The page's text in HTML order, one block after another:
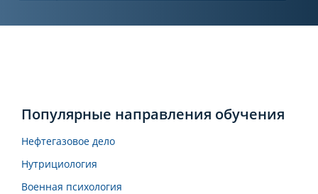
Популярные направления обучения
Нефтегазовое дело
Нутрициология
Военная психология